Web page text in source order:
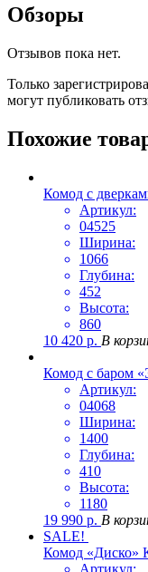
Обзоры
Отзывов пока нет.
Только
могут публиковать
Похожие
Комод с
Артикул:
04525
Ширина:
1066
Глубина:
452
Высота:
860
10 420 р. В
Комод с баром
Артикул:
04068
Ширина:
1400
Глубина:
410
Высота:
1180
19 990 р. В
SALE!
Комод «Диско»
Артикул: